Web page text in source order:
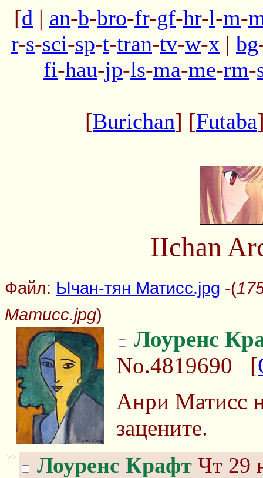
[d | an-b-bro-fr-gf-hr-l-m-
r-s-sci-sp-t-tran-tv-w-x | bg
fi-hau-jp-ls-ma-me-rm-
[Burichan] [Futaba
IIchan
Файл: Ычан-тян Матисс.jpg -(
Матисс.jpg)
Лоуренс
No.4819690 [
Анри Матисс
зацените.
>> Лоуренс Крафт Чт 29